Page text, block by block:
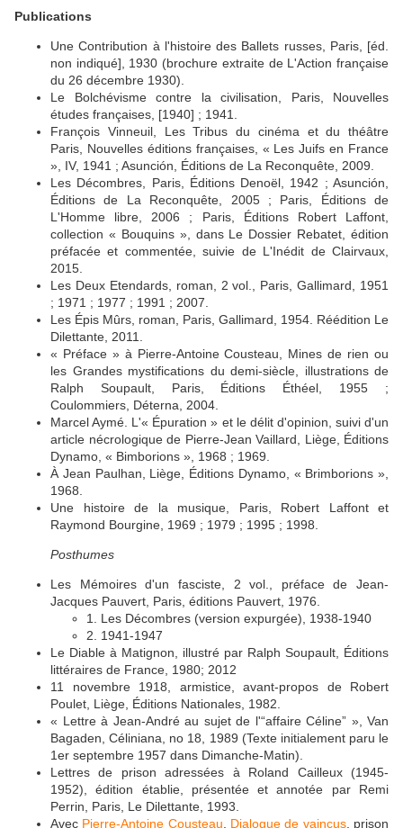
Publications
Une Contribution à l'histoire des Ballets russes, Paris, [éd.
non indiqué], 1930 (brochure extraite de L'Action française
du 26 décembre 1930).
Le Bolchévisme contre la civilisation, Paris, Nouvelles
études françaises, [1940] ; 1941.
François Vinneuil, Les Tribus du cinéma et du théâtre
Paris, Nouvelles éditions françaises, « Les Juifs en France
», IV, 1941 ; Asunción, Éditions de La Reconquête, 2009.
Les Décombres, Paris, Éditions Denoël, 1942 ; Asunción,
Éditions de La Reconquête, 2005 ; Paris, Éditions de
L'Homme libre, 2006 ; Paris, Éditions Robert Laffont,
collection « Bouquins », dans Le Dossier Rebatet, édition
préfacée et commentée, suivie de L'Inédit de Clairvaux,
2015.
Les Deux Etendards, roman, 2 vol., Paris, Gallimard, 1951
; 1971 ; 1977 ; 1991 ; 2007.
Les Épis Mûrs, roman, Paris, Gallimard, 1954. Réédition Le
Dilettante, 2011.
« Préface » à Pierre-Antoine Cousteau, Mines de rien ou
les Grandes mystifications du demi-siècle, illustrations de
Ralph Soupault, Paris, Éditions Éthéel, 1955 ;
Coulommiers, Déterna, 2004.
Marcel Aymé. L'« Épuration » et le délit d'opinion, suivi d'un
article nécrologique de Pierre-Jean Vaillard, Liège, Éditions
Dynamo, « Bimborions », 1968 ; 1969.
À Jean Paulhan, Liège, Éditions Dynamo, « Brimborions »,
1968.
Une histoire de la musique, Paris, Robert Laffont et
Raymond Bourgine, 1969 ; 1979 ; 1995 ; 1998.
Posthumes
Les Mémoires d'un fasciste, 2 vol., préface de Jean-
Jacques Pauvert, Paris, éditions Pauvert, 1976.
1. Les Décombres (version expurgée), 1938-1940
2. 1941-1947
Le Diable à Matignon, illustré par Ralph Soupault, Éditions
littéraires de France, 1980; 2012
11 novembre 1918, armistice, avant-propos de Robert
Poulet, Liège, Éditions Nationales, 1982.
« Lettre à Jean-André au sujet de l'“affaire Céline” », Van
Bagaden, Céliniana, no 18, 1989 (Texte initialement paru le
1er septembre 1957 dans Dimanche-Matin).
Lettres de prison adressées à Roland Cailleux (1945-
1952), édition établie, présentée et annotée par Remi
Perrin, Paris, Le Dilettante, 1993.
Avec Pierre-Antoine Cousteau Dialogue de vaincus, prison